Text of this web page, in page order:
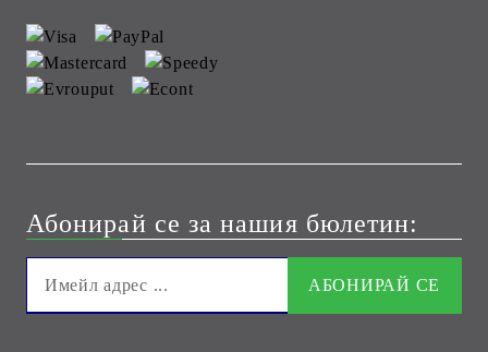
Абонирай се за нашия бюлетин: